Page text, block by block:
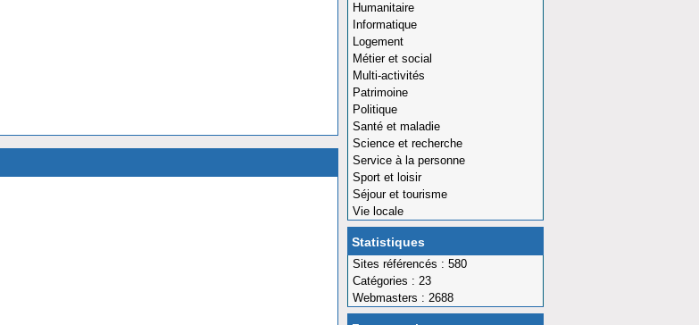
Humanitaire
Informatique
Logement
Métier et social
Multi-activités
Patrimoine
Politique
Santé et maladie
Science et recherche
Service à la personne
Sport et loisir
Séjour et tourisme
Vie locale
Statistiques
Sites référencés : 580
Catégories : 23
Webmasters : 2688